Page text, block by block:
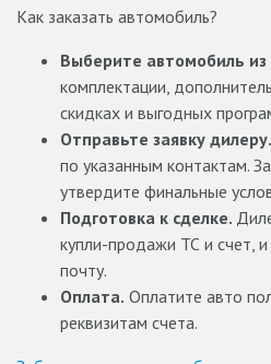
Как заказать автомобиль?
Выберите автомобиль из
комплектации,
скидках и выгодных
Отправьте заявку дилеру.
по указанным контактам.
утвердите финальные
Подготовка к сделке.
купли-продажи ТС и счет,
почту.
Оплата. Оплатите авто
реквизитам счета.